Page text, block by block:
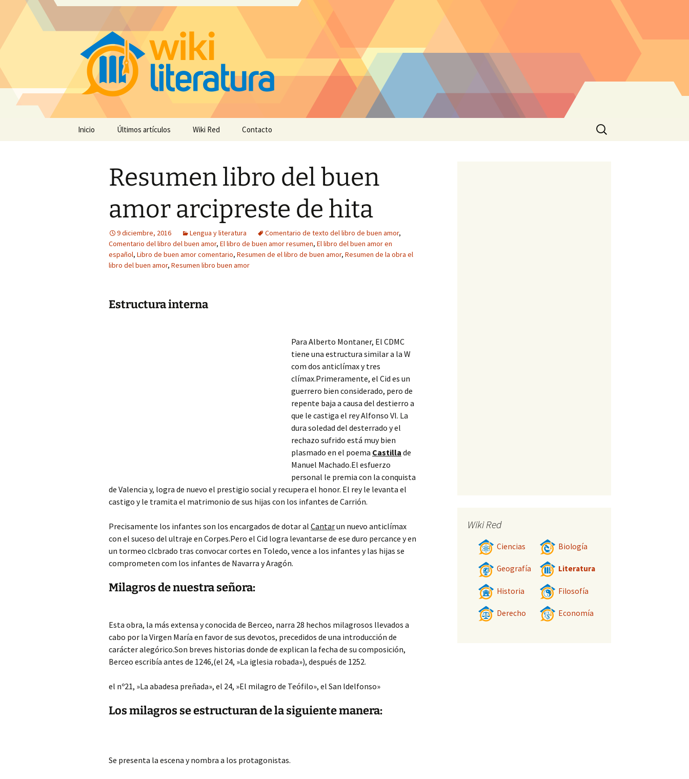
Inicio Últimos artículos Wiki Red Contacto
Buscar:
Resumen libro del buen
amor arcipreste de hita
9 diciembre, 2016 Lengua y literatura Comentario de texto del libro de buen amor,
Comentario del libro del buen amor, El libro de buen amor resumen, El libro del buen amor en
español, Libro de buen amor comentario, Resumen de el libro de buen amor, Resumen de la obra el
libro del buen amor, Resumen libro buen amor
Estructura interna
Para Alberto Montaner, El CDMC
tiene una estructura similar a la W
com dos anticlímax y tres
clímax.Primeramente, el Cid es un
guerrero bien considerado, pero de
repente baja a causa del destierro a
que le castiga el rey Alfonso Vl. La
dura soledad del desterrado y el
rechazo sufrido está muy bien
plasmado en el poema Castilla de
Manuel Machado.El esfuerzo
personal le premia con la conquista
de Valencia y, logra de nuevo el prestigio social y recupera el honor. El rey le levanta el
castigo y le tramita el matrimonio de sus hijas con los infantes de Carrión.
Precisamente los infantes son los encargados de dotar al Cantarun nuevo anticlímax
con el suceso del ultraje en Corpes.Pero el Cid logra levantarse de ese duro percance y en
un tormeo clcbrado tras convocar cortes en Toledo, vence a los infantes y las hijas se
comprometen com los infantes de Navarra y Aragón.
Milagros de nuestra señora:
Esta obra, la más extensa y conocida de Berceo, narra 28 hechos milagrosos llevados a
cabo por la Virgen María en favor de sus devotos, precedidos de una introducción de
carácter alegórico.Son breves historias donde de explican la fecha de su composición,
Berceo escribía antes de 1246,(el 24, »La iglesia robada»), después de 1252.
el nº21, »La abadesa preñada», el 24, »El milagro de Teófilo», el San ldelfonso»
Los milagros se estructuran de la siguiente manera:
Se presenta la escena y nombra a los protagonistas.
Wiki Red
Ciencias Biología
Geografía Literatura
Historia Filosofía
Derecho Economía